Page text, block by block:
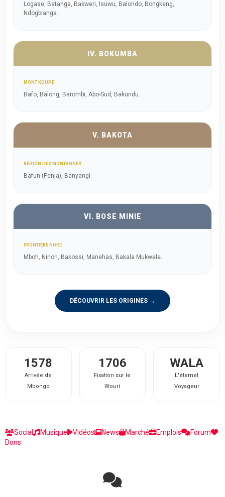
Logase, Batanga, Bakweri, Isuwu, Balondo, Bongkeng,
Ndogbianga.
IV. BOKUMBA
MONT KOUPÉ
Bafo, Balong, Barombi, Abo-Sud, Bakundu.
V. BAKOTA
RÉGION DES MONTAGNES
Bafun (Penja), Banyangi.
VI. BOSE MINIE
FRONTIÈRE NORD
Mboh, Ninon, Bakossi, Manehas, Bakala Mukwele.
DÉCOUVRIR LES ORIGINES →
1578
Arrivée de
Mbongo
1706
Fixation sur le
Wouri
WALA
L'éternel
Voyageur
Social Musique Vidéos News Marché Emplois
Forum
Dons